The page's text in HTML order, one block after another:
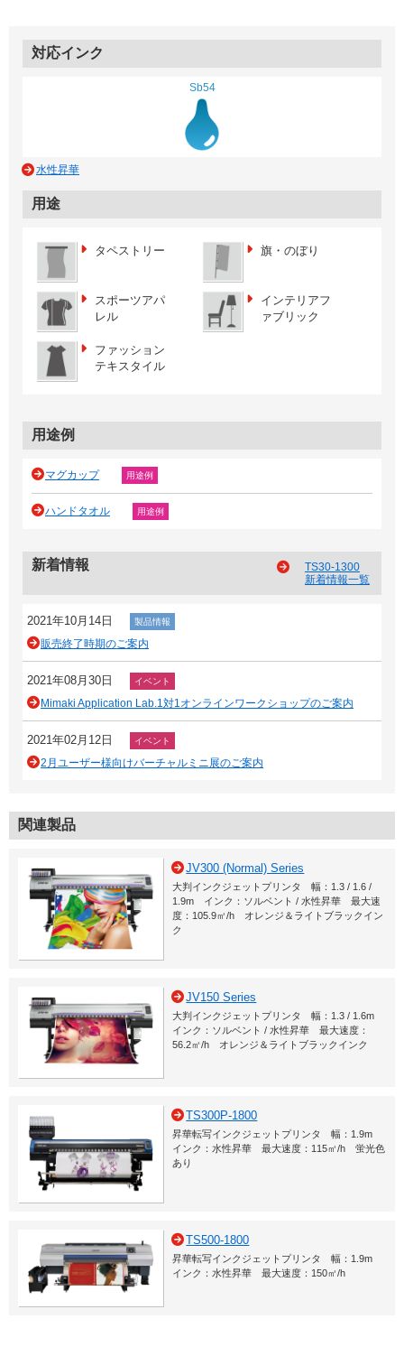
対応インク
Sb54
水性昇華
用途
タペストリー 旗・のぼり
スポーツアパ
レル
インテリアフ
ァブリック
ファッション
テキスタイル
用途例
マグカップ 用途例
ハンドタオル 用途例
新着情報
TS30-1300
新着情報一覧
2021年10月14日 製品情報
販売終了時期のご案内
2021年08月30日 イベント
Mimaki Application Lab.1対1オンラインワークショップのご案内
2021年02月12日 イベント
2月ユーザー様向けバーチャルミニ展のご案内
関連製品
JV300 (Normal) Series
大判インクジェットプリンタ 幅：1.3 / 1.6 /
1.9m インク：ソルベント / 水性昇華 最大速
度：105.9㎡/h オレンジ＆ライトブラックイン
ク
JV150 Series
大判インクジェットプリンタ 幅：1.3 / 1.6m
インク：ソルベント / 水性昇華 最大速度：
56.2㎡/h オレンジ＆ライトブラックインク
TS300P-1800
昇華転写インクジェットプリンタ 幅：1.9m
インク：水性昇華 最大速度：115㎡/h 蛍光色
あり
TS500-1800
昇華転写インクジェットプリンタ 幅：1.9m
インク：水性昇華 最大速度：150㎡/h